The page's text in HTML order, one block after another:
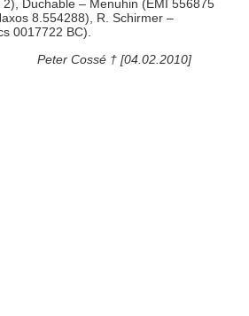
Duchable – Menuhin (EMI 556875
8.554288), R. Schirmer –
0017722 BC).
Peter Cossé † [04.02.2010]